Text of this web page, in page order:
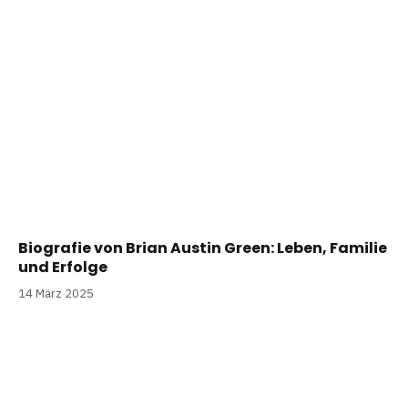
Biografie von Brian Austin Green: Leben, Familie
und Erfolge
14 März 2025